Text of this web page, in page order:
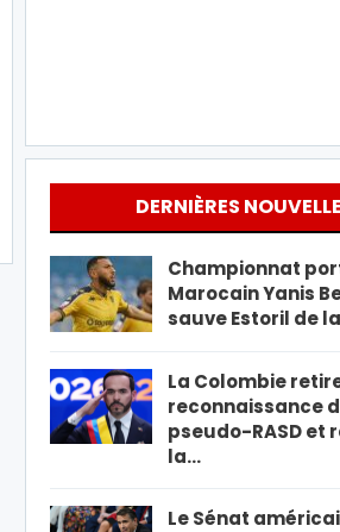
DERNIÈRES
Championnat
Marocain Yanis
sauve Estoril de
La Colombie
reconnaissance
pseudo-RASD et
la…
Le Sénat